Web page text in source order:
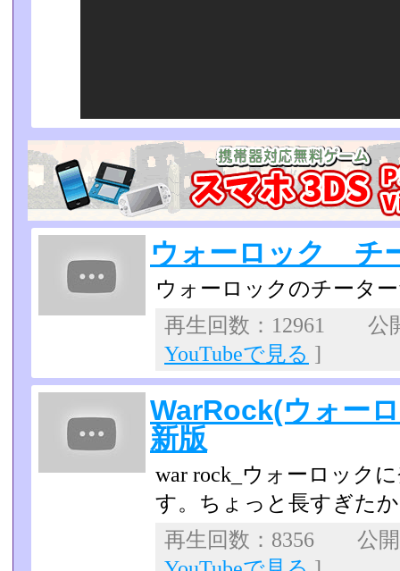
ウォーロック チ
ウォーロックのチータ
再生回数：12961 公
YouTubeで見る ]
WarRock(ウォー
新版
war rock_ウォーロック
す。ちょっと長すぎた
再生回数：8356 公